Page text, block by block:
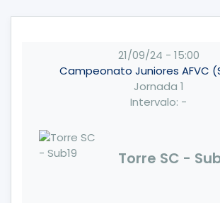
21/09/24 - 15:00
Campeonato Juniores AFVC
Jornada 1
Intervalo: -
Torre SC -